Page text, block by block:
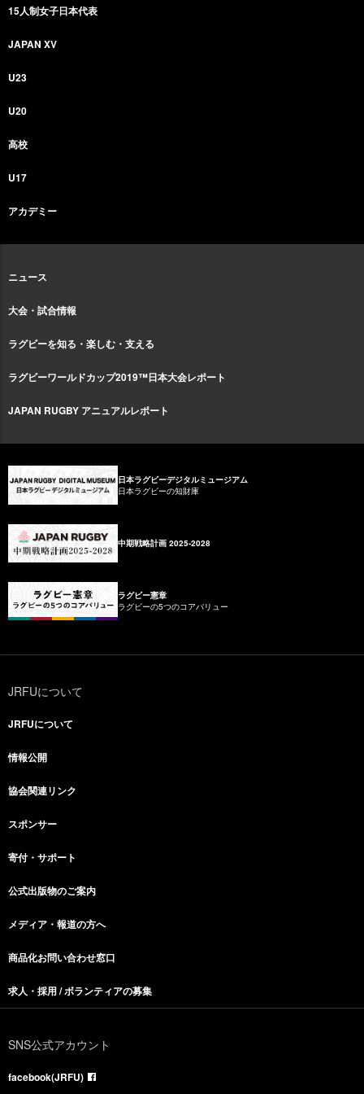
15人制女子日本代表
JAPAN XV
U23
U20
高校
U17
アカデミー
ニュース
大会・試合情報
ラグビーを知る・楽しむ・支える
ラグビーワールドカップ2019™日本大会レポート
JAPAN RUGBY アニュアルレポート
日本ラグビーデジタルミュージアム
日本ラグビーの知財庫
中期戦略計画 2025-2028
ラグビー憲章
ラグビーの5つのコアバリュー
JRFUについて
JRFUについて
情報公開
協会関連リンク
スポンサー
寄付・サポート
公式出版物のご案内
メディア・報道の方へ
商品化お問い合わせ窓口
求人・採用 / ボランティアの募集
SNS公式アカウント
facebook(JRFU)